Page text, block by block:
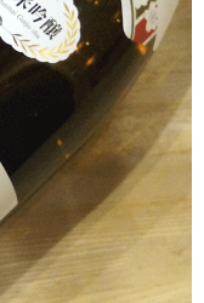
柄上郡）